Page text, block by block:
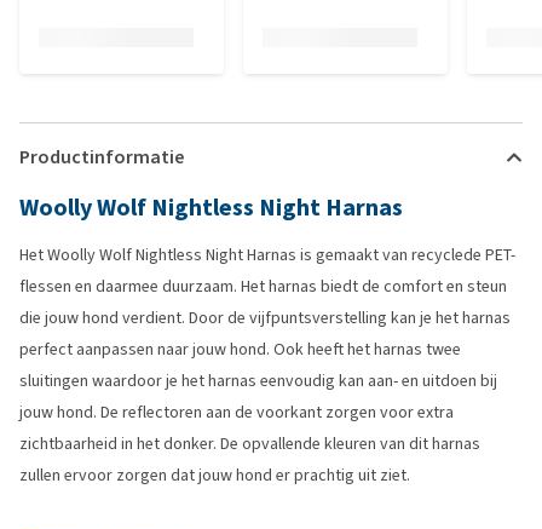
Productinformatie
Woolly Wolf Nightless Night Harnas
Het Woolly Wolf Nightless Night Harnas is gemaakt van recyclede PET-
flessen en daarmee duurzaam. Het harnas biedt de comfort en steun
die jouw hond verdient. Door de vijfpuntsverstelling kan je het harnas
perfect aanpassen naar jouw hond. Ook heeft het harnas twee
sluitingen waardoor je het harnas eenvoudig kan aan- en uitdoen bij
jouw hond. De reflectoren aan de voorkant zorgen voor extra
zichtbaarheid in het donker. De opvallende kleuren van dit harnas
zullen ervoor zorgen dat jouw hond er prachtig uit ziet.